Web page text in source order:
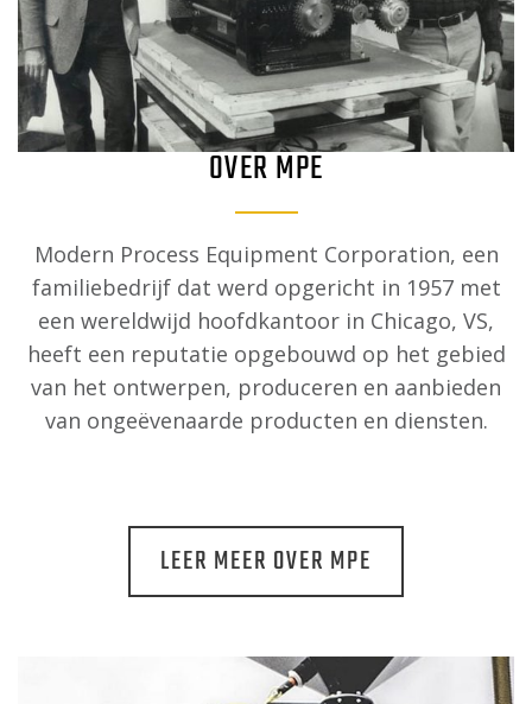
OVER MPE
Modern Process Equipment Corporation, een
familiebedrijf dat werd opgericht in 1957 met
een wereldwijd hoofdkantoor in Chicago, VS,
heeft een reputatie opgebouwd op het gebied
van het ontwerpen, produceren en aanbieden
van ongeëvenaarde producten en diensten.
LEER MEER OVER MPE